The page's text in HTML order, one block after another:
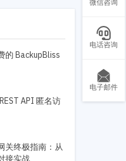
的 BackupBliss
API 匿名访
关终极指南：从
接实战
微信咨询
电话咨询
电子邮件